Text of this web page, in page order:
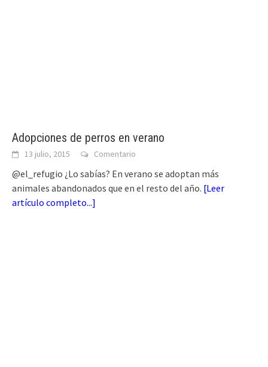
Adopciones de perros en verano
13 julio, 2015 Comentario
@el_refugio ¿Lo sabías? En verano se adoptan más
animales abandonados que en el resto del año. [Leer
artículo completo...]